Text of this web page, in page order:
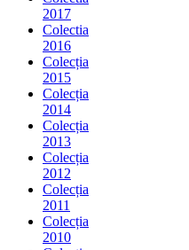
2017
Colectia
2016
Colecția
2015
Colecția
2014
Colecția
2013
Colecția
2012
Colecția
2011
Colecția
2010